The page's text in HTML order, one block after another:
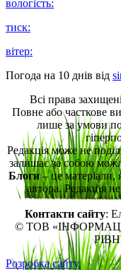
вологість:
тиск:
вітер:
Погода на 10 днів від
Всі права
Повне або часткове
лише за умови
Редакція може не
залишає за собою
Блоги– це матеріали,
автора. Редакція не
Контакти сайту:
© ТОВ
Розробка сайту.